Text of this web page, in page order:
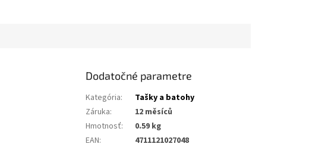
Dodatočné parametre
Kategória:
Tašky a batohy
Záruka:
12 měsíců
Hmotnosť:
0.59 kg
EAN:
4711121027048